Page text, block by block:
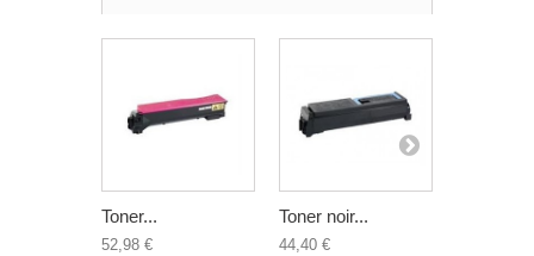
Toner...
52,98 €
Toner noir...
44,40 €